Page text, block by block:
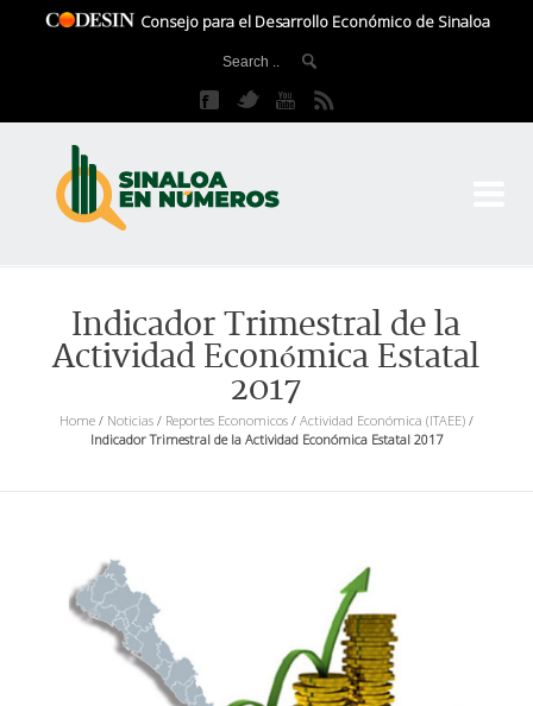
Consejo para el Desarrollo Económico de Sinaloa
Indicador Trimestral de la
Actividad Económica Estatal
2017
Home/ Noticias/ Reportes Economicos/ Actividad Económica (ITAEE)/
Indicador Trimestral de la Actividad Económica Estatal 2017